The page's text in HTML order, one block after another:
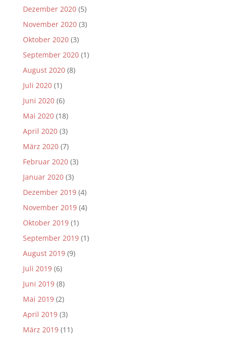
Dezember 2020(5)
November 2020(3)
Oktober 2020(3)
September 2020(1)
August 2020(8)
Juli 2020(1)
Juni 2020(6)
Mai 2020(18)
April 2020(3)
März 2020(7)
Februar 2020(3)
Januar 2020(3)
Dezember 2019(4)
November 2019(4)
Oktober 2019(1)
September 2019(1)
August 2019(9)
Juli 2019(6)
Juni 2019(8)
Mai 2019(2)
April 2019(3)
März 2019(11)